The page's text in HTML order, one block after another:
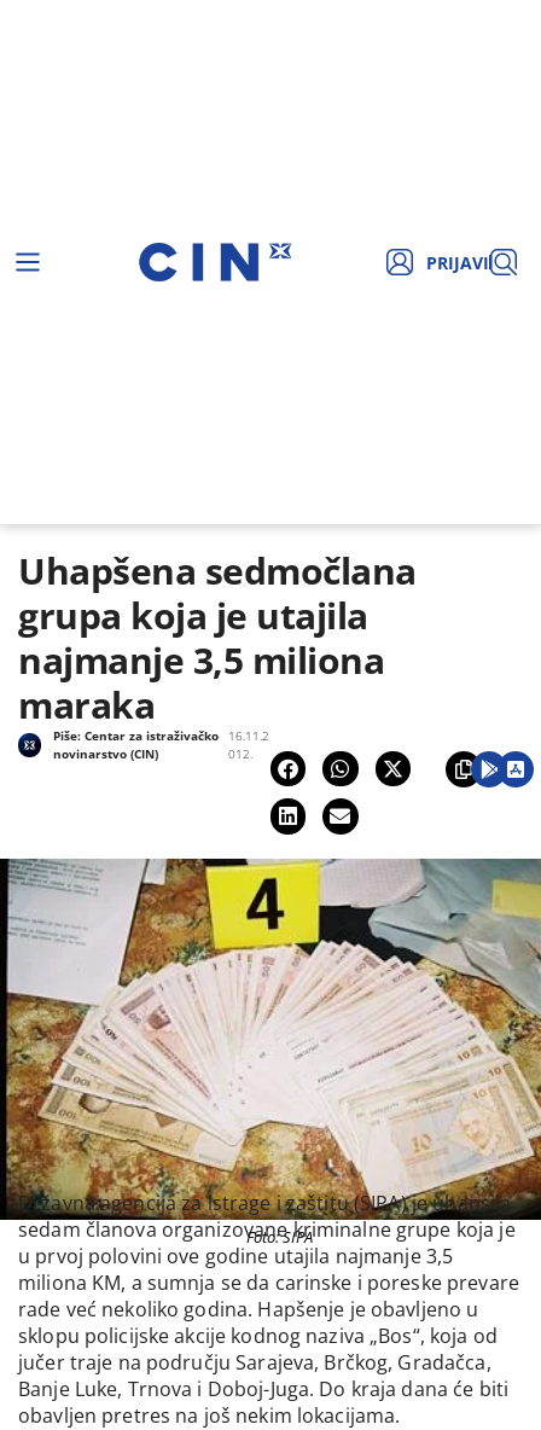
PRIJAVI
Uhapšena sedmočlana
grupa koja je utajila
najmanje 3,5 miliona
maraka
16.11.2
012.
Piše: Centar za istraživačko
novinarstvo (CIN)
Foto: SIPA
Državna agencija za istrage i zaštitu (SIPA) je uhapsila
sedam članova organizovane kriminalne grupe koja je
u prvoj polovini ove godine utajila najmanje 3,5
miliona KM, a sumnja se da carinske i poreske prevare
rade već nekoliko godina. Hapšenje je obavljeno u
sklopu policijske akcije kodnog naziva „Bos“, koja od
jučer traje na području Sarajeva, Brčkog, Gradačca,
Banje Luke, Trnova i Doboj-Juga. Do kraja dana će biti
obavljen pretres na još nekim lokacijama.